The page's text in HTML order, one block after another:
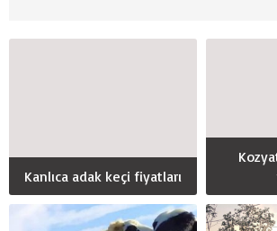
Kanlıca adak keçi fiyatları